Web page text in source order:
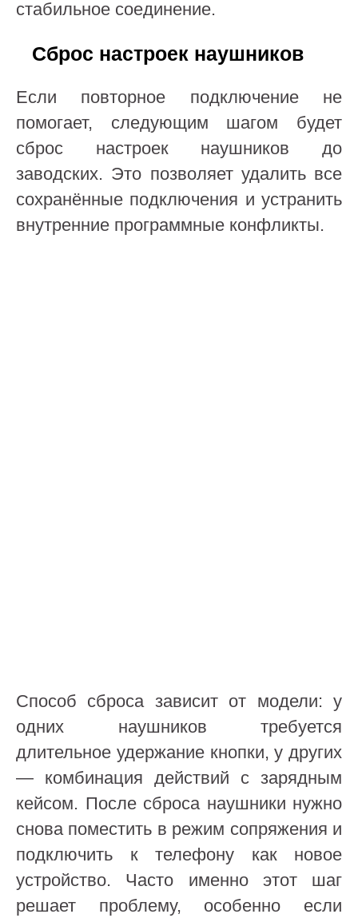
стабильное соединение.
Сброс настроек наушников
Если повторное подключение не
помогает, следующим шагом будет
сброс настроек наушников до
заводских. Это позволяет удалить все
сохранённые подключения и устранить
внутренние программные конфликты.
Способ сброса зависит от модели: у
одних наушников требуется
длительное удержание кнопки, у других
— комбинация действий с зарядным
кейсом. После сброса наушники нужно
снова поместить в режим сопряжения и
подключить к телефону как новое
устройство. Часто именно этот шаг
решает проблему, особенно если